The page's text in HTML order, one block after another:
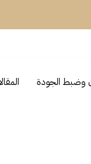
•
وضبط الجودة